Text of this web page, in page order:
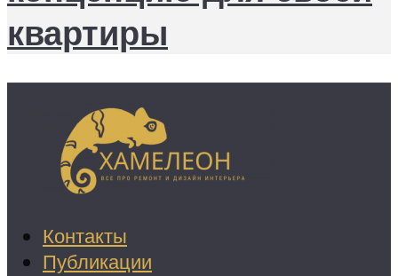
квартиры
Контакты
Публикации